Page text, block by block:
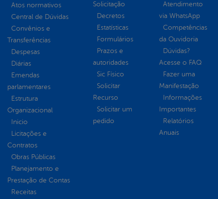
Atos normativos
Central de Dúvidas
Convênios e
Transferências
Despesas
Diárias
Emendas
parlamentares
Estrutura
Organizacional
Inicio
Licitações e
Contratos
Obras Públicas
Planejamento e
Prestação de Contas
Receitas
Solicitação
Decretos
Estatísticas
Formulários
Prazos e
autoridades
Sic Físico
Solicitar
Recurso
Solicitar um
pedido
Atendimento
via WhatsApp
Competências
da Ouvidoria
Dúvidas?
Acesse o FAQ
Fazer uma
Manifestação
Informações
Importantes
Relatórios
Anuais